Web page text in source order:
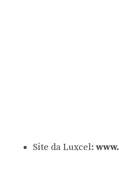
Site da Luxcel: